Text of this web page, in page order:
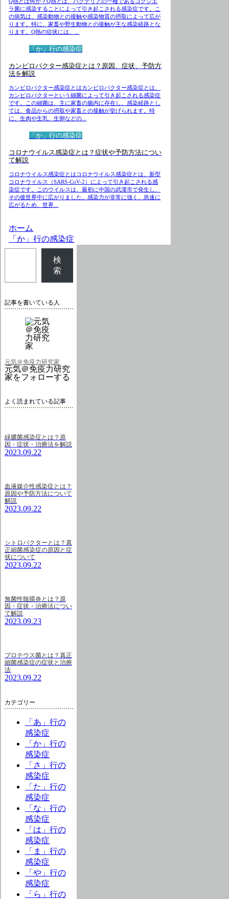
ラ菌に感染することによって引き起こされる感染症です。こ
の病気は、感染動物との接触や感染物質の摂取によって広が
ります。特に、家畜や野生動物との接触が主な感染経路とな
ります。Q熱の症状には、...
「か」行の感染症
カンピロバクター感染症とは？原因、症状、予防方
法を解説
カンピロバクター感染症とはカンピロバクター感染症とは、
カンピロバクターという細菌によって引き起こされる感染症
です。この細菌は、主に家畜の腸内に存在し、感染経路とし
ては、食品からの摂取や家畜との接触が挙げられます。特
に、生肉や生乳、生卵などの...
「か」行の感染症
コロナウイルス感染症とは？症状や予防方法につい
て解説
コロナウイルス感染症とはコロナウイルス感染症とは、新型
コロナウイルス（SARS-CoV-2）によって引き起こされる感
染症です。このウイルスは、最初に中国の武漢市で発生し、
その後世界中に広がりました。感染力が非常に強く、急速に
広がるため、世界...
ホーム
「か」行の感染症
検
索
記事を書いている人
元気＠免疫力研究家
元気＠免疫力研究
家をフォローする
よく読まれている記事
緑膿菌感染症とは？原
因・症状・治療法を解説
2023.09.22
血液媒介性感染症とは？
原因や予防方法について
解説
2023.09.22
シトロバクターとは？真
正細菌感染症の原因と症
状について
2023.09.22
無菌性髄膜炎とは？原
因・症状・治療法につい
て解説
2023.09.23
プロテウス菌とは？真正
細菌感染症の症状と治療
法
2023.09.22
カテゴリー
「あ」行の
感染症
「か」行の
感染症
「さ」行の
感染症
「た」行の
感染症
「な」行の
感染症
「は」行の
感染症
「ま」行の
感染症
「や」行の
感染症
「ら」行の